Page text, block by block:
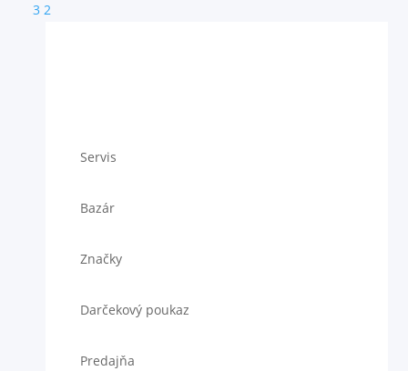
3 2
Servis
Bazár
Značky
Darčekový poukaz
Predajňa